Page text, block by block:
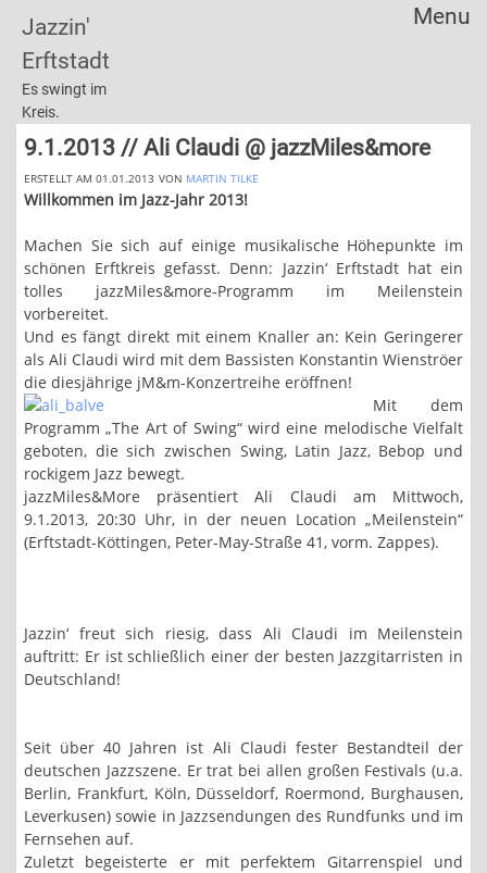
Jazzin'
Erftstadt
Es swingt im
Kreis.
Menu
9.1.2013 // Ali Claudi @ jazzMiles&more
ERSTELLT AM 01.01.2013 VON MARTIN TILKE
Willkommen im Jazz-Jahr 2013!
Machen Sie sich auf einige musikalische Höhepunkte im
schönen Erftkreis gefasst. Denn: Jazzin‘ Erftstadt hat ein
tolles jazzMiles&more-Programm im Meilenstein
vorbereitet.
Und es fängt direkt mit einem Knaller an: Kein Geringerer
als Ali Claudi wird mit dem Bassisten Konstantin Wienströer
die diesjährige jM&m-Konzertreihe eröffnen!
Mit dem
Programm „The Art of Swing“ wird eine melodische Vielfalt
geboten, die sich zwischen Swing, Latin Jazz, Bebop und
rockigem Jazz bewegt.
jazzMiles&More präsentiert Ali Claudi am Mittwoch,
9.1.2013, 20:30 Uhr, in der neuen Location „Meilenstein“
(Erftstadt-Köttingen, Peter-May-Straße 41, vorm. Zappes).
Jazzin‘ freut sich riesig, dass Ali Claudi im Meilenstein
auftritt: Er ist schließlich einer der besten Jazzgitarristen in
Deutschland!
Seit über 40 Jahren ist Ali Claudi fester Bestandteil der
deutschen Jazzszene. Er trat bei allen großen Festivals (u.a.
Berlin, Frankfurt, Köln, Düsseldorf, Roermond, Burghausen,
Leverkusen) sowie in Jazzsendungen des Rundfunks und im
Fernsehen auf.
Zuletzt begeisterte er mit perfektem Gitarrenspiel und